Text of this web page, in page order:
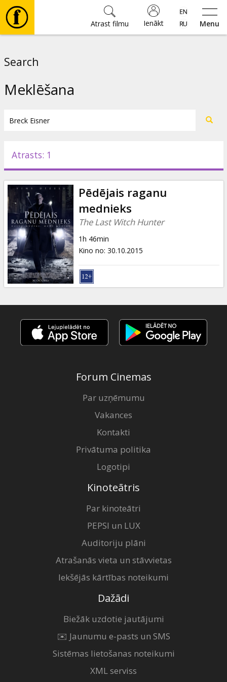
Menu
Ienākt
Atrast filmu
Pasākumi
Ziņas
Dāvanu
kartes
Uzkodas
B2B
Kino
Klubs
Search
Meklēšana
Atrasts: 1
Pēdējais raganu
mednieks
The Last Witch Hunter
1h 46min
Kino no: 30.10.2015
Forum Cinemas
Par uzņēmumu
Vakances
Kontakti
Privātuma politika
Logotipi
Kinoteātris
Par kinoteātri
PEPSI un LUX
Auditoriju plāni
Atrašanās vieta un stāvvietas
Iekšējās kārtības noteikumi
Dažādi
Biežāk uzdotie jautājumi
✉️ Jaunumu e-pasts un SMS
Sistēmas lietošanas noteikumi
XML serviss